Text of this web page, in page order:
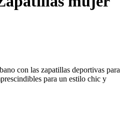
con las zapatillas deportivas para
para un estilo chic y